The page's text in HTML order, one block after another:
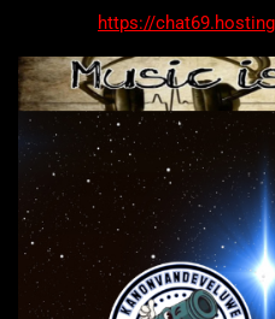
https://